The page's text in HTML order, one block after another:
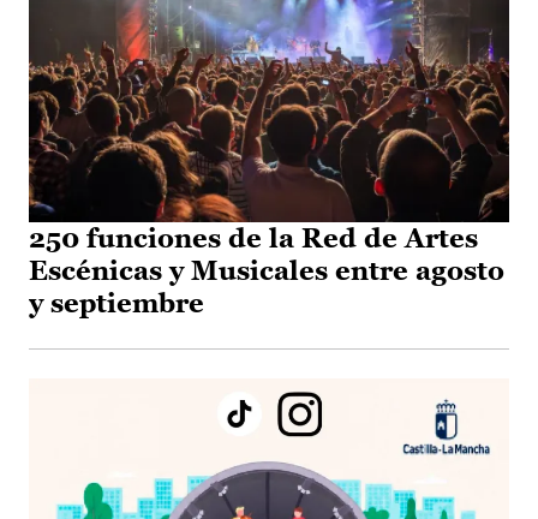
250 funciones de la Red de Artes
Escénicas y Musicales entre agosto
y septiembre